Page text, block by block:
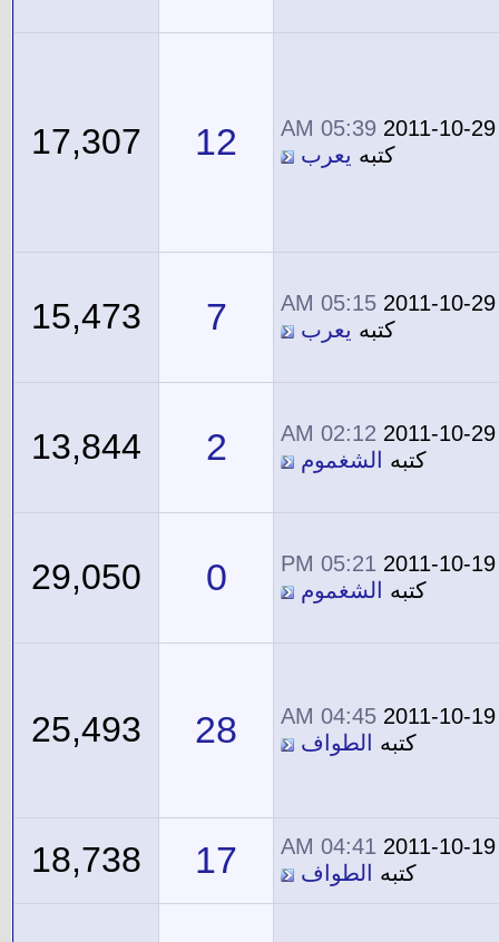
2011-10-29
05:39 AM
كتبه يعرب 12
17,307
2011-10-29
05:15 AM
كتبه يعرب 7
15,473
2011-10-29
02:12 AM
كتبه
الشغموم 2
13,844
2011-10-19
05:21 PM
كتبه
الشغموم 0
29,050
2011-10-19
04:45 AM
كتبه
الطواف 28
25,493
2011-10-19
04:41 AM
كتبه
الطواف 17
18,738